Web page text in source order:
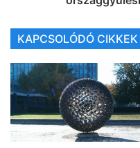
KAPCSOLÓDÓ CIKKEK